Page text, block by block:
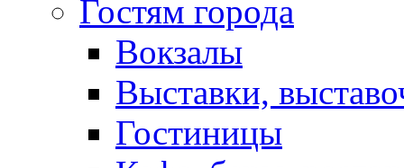
Гостям города
Вокзалы
Выставки,
Гостиницы